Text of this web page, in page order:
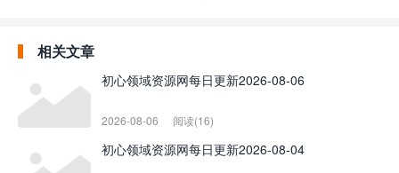
相关文章
初心领域资源网每日更新2026-08-06
2026-08-06 阅读(16)
初心领域资源网每日更新2026-08-04